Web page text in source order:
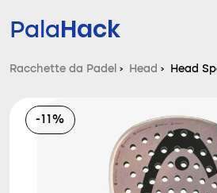
PalaHack
Domande e
Comparatore
Racchette da Padel › Head › Head
-11%